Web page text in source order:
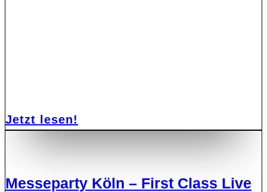
Jetzt lesen!
Messeparty Köln – First Class Live